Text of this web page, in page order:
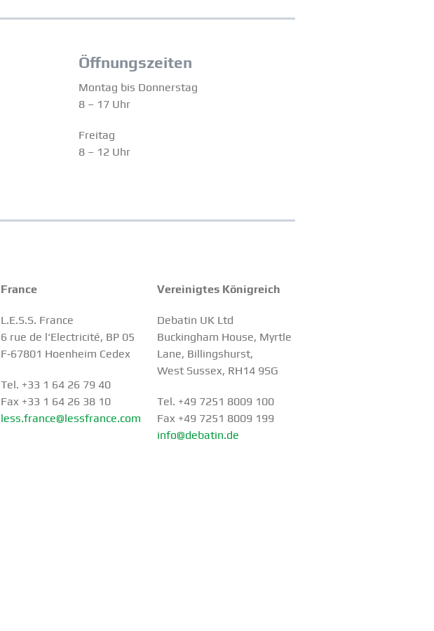
Öffnungs­zeiten
Montag bis Donnerstag
8 – 17 Uhr
Freitag
8 – 12 Uhr
France
L.E.S.S. France
6 rue de l‘Electricité, BP 05
F‑67801 Hoenheim Cedex
Tel. +33 1 64 26 79 40
Fax +33 1 64 26 38 10
less.france@lessfrance.com
Verei­nigtes König­reich
Debatin UK Ltd
Buckingham House, Myrtle
Lane, Billings­hurst,
West Sussex, RH14 9SG
Tel. +49 7251 8009 100
Fax +49 7251 8009 199
info@debatin.de